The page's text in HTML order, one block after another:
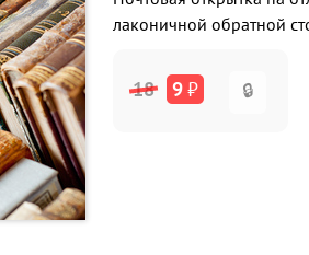
лаконичной обратной
18 9₽ 🔒